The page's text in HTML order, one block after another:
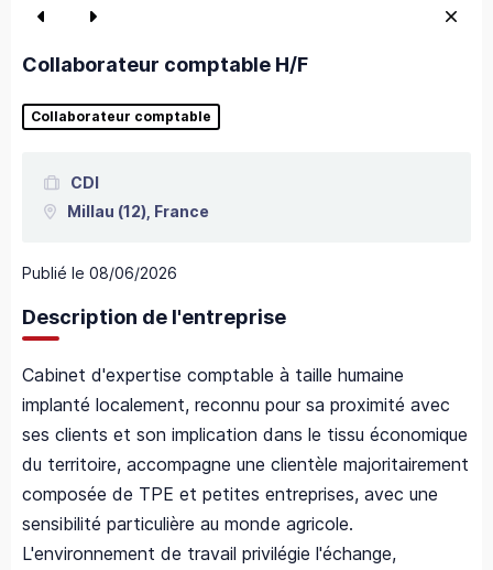
Collaborateur comptable H/F
Collaborateur comptable
CDI
Millau (12), France
Publié le 08/06/2026
Description de l'entreprise
Cabinet d'expertise comptable à taille humaine
implanté localement, reconnu pour sa proximité avec
ses clients et son implication dans le tissu économique
du territoire, accompagne une clientèle majoritairement
composée de TPE et petites entreprises, avec une
sensibilité particulière au monde agricole.
L'environnement de travail privilégie l'échange,